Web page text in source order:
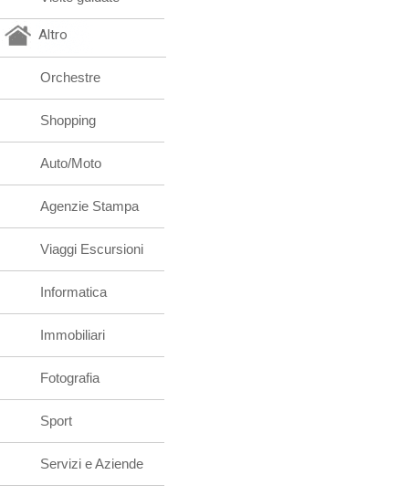
Altro
Orchestre
Shopping
Auto/Moto
Agenzie Stampa
Viaggi Escursioni
Informatica
Immobiliari
Fotografia
Sport
Servizi e Aziende